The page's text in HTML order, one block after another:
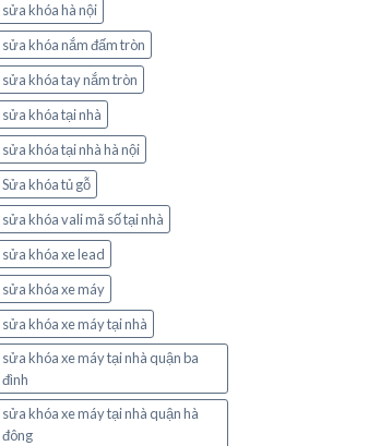
sửa khóa hà nội
sửa khóa nắm đấm tròn
sửa khóa tay nắm tròn
sửa khóa tại nhà
sửa khóa tại nhà hà nội
Sửa khóa tủ gỗ
sửa khóa vali mã số tại nhà
sửa khóa xe lead
sửa khóa xe máy
sửa khóa xe máy tại nhà
sửa khóa xe máy tại nhà quận ba
đình
sửa khóa xe máy tại nhà quận hà
đông